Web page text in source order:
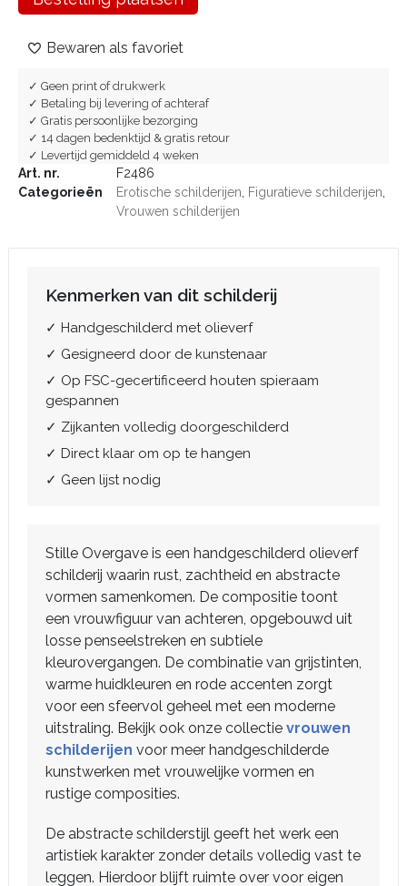
Bewaren als favoriet
✓ Geen print of drukwerk
✓ Betaling bij levering of achteraf
✓ Gratis persoonlijke bezorging
✓ 14 dagen bedenktijd & gratis retour
✓ Levertijd gemiddeld 4 weken
Art. nr.
F2486
Categorieën
Erotische schilderijen, Figuratieve schilderijen,
Vrouwen schilderijen
Kenmerken van dit schilderij
✓ Handgeschilderd met olieverf
✓ Gesigneerd door de kunstenaar
✓ Op FSC-gecertificeerd houten spieraam
gespannen
✓ Zijkanten volledig doorgeschilderd
✓ Direct klaar om op te hangen
✓ Geen lijst nodig
Stille Overgave is een handgeschilderd olieverf
schilderij waarin rust, zachtheid en abstracte
vormen samenkomen. De compositie toont
een vrouwfiguur van achteren, opgebouwd uit
losse penseelstreken en subtiele
kleurovergangen. De combinatie van grijstinten,
warme huidkleuren en rode accenten zorgt
voor een sfeervol geheel met een moderne
uitstraling. Bekijk ook onze collectie vrouwen
schilderijen voor meer handgeschilderde
kunstwerken met vrouwelijke vormen en
rustige composities.
De abstracte schilderstijl geeft het werk een
artistiek karakter zonder details volledig vast te
leggen. Hierdoor blijft ruimte over voor eigen